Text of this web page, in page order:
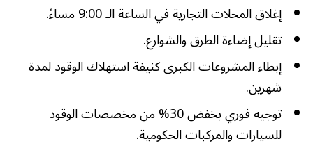
إغلاق المحلات التجارية في الساعة الـ 9:00 مساءً.
تقليل إضاءة الطرق والشوارع.
إبطاء المشروعات الكبرى كثيفة استهلاك الوقود لمدة
شهرين.
توجيه فوري بخفض 30% من مخصصات الوقود
للسيارات والمركبات الحكومية.